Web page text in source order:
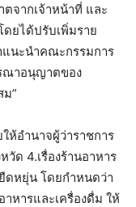
ตจากเจ้าหน้าที่ และ
ยได้ปรับเพิ่มราย
แนะนำคณะกรรมการ
ณาอนุญาตของ
”
ห้อำนาจผู้ว่าราชการ
ด 4.เรื่องร้านอาหาร
ดหยุ่น โดยกำหนดว่า
หารและเครื่องดื่ม ให้